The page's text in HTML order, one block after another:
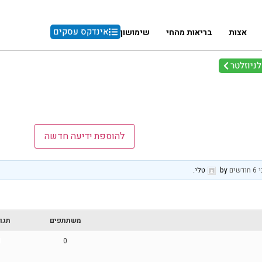
אצות בריאות מהחי שימושון אינדקס עסקים
להוספת ידיעה חדשה
by טלי.
משתתפים
0